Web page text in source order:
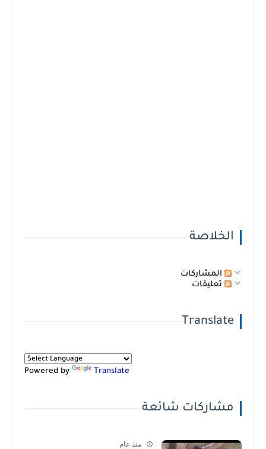
الخلاصة
المشاركات
تعليقات
Translate
Powered by Translate
مشاركات شائعة
منذ عام